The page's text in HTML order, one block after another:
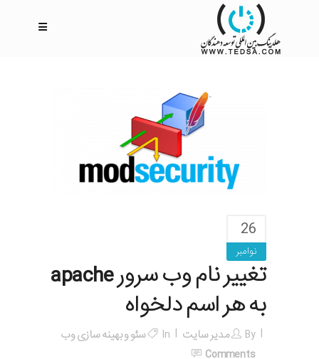
26
نوامبر
تغییر نام وب سرور apache
به هر اسم دلخواه
By مدیر سایت In
سئو و بهینه سازی وب
Comments